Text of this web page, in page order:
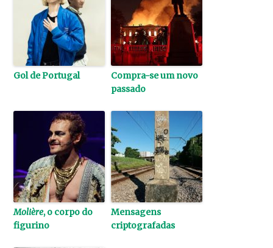
Gol de Portugal
Compra-se um novo
passado
Molière, o corpo do
figurino
Mensagens
criptografadas